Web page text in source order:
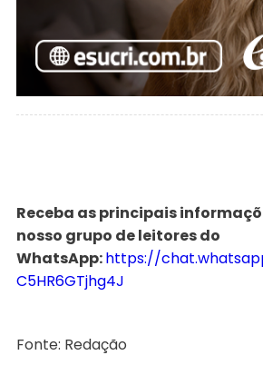
Receba as principais
nosso grupo de leitores do
WhatsApp:https://
C5HR6GTjhg4J
Fonte: Redação